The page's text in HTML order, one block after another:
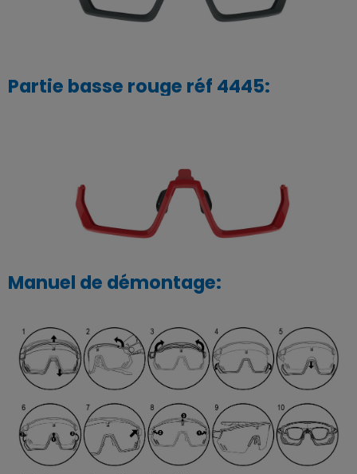
Partie basse rouge réf 4445:
Manuel de démontage: